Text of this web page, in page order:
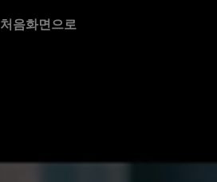
처음화면으로